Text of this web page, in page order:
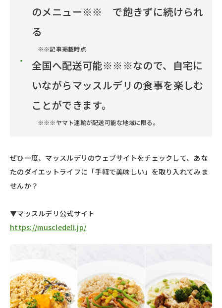
のメニュー※※ で飽きずに続けられ
る
※※記事掲載時点
全国へ配送可能※※※なので、自宅に
いながらマッスルデリの食事を楽しむ
ことができます。
※※※ヤマト運輸が配送可能な地域に限る。
ぜひ一度、マッスルデリのウェブサイトをチェックして、あな
たのダイエットライフに「手軽で美味しい」を取り入れてみま
せんか？
▼マッスルデリ公式サイト
https://muscledeli.jp/